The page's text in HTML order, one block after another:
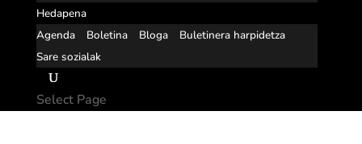
Hedapena
Agenda
Boletina Bloga
Buletinera harpidetza
Sare sozialak
Select Page